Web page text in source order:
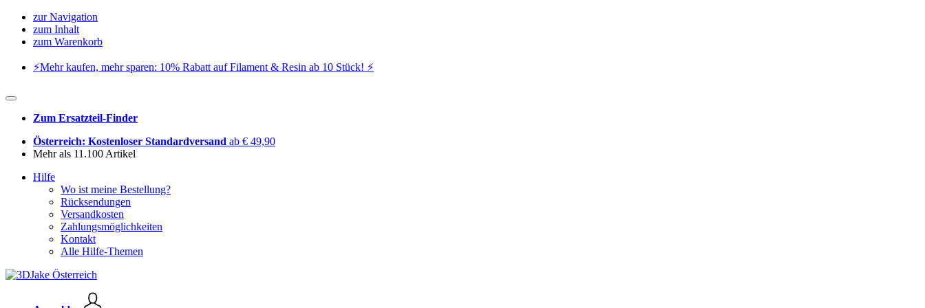
zur Navigation
zum Inhalt
zum Warenkorb
⚡️Mehr kaufen, mehr sparen: 10% Rabatt auf Filament & Resin ab 10 Stück! ⚡️
Zum Ersatzteil-Finder
Österreich: Kostenloser Standardversand ab € 49,90
Mehr als 11.100 Artikel
Hilfe
Wo ist meine Bestellung?
Rücksendungen
Versandkosten
Zahlungsmöglichkeiten
Kontakt
Alle Hilfe-Themen